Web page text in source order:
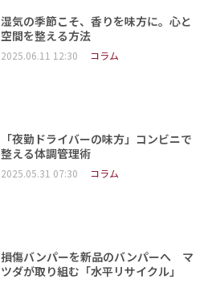
湿気の季節こそ、香りを味方に。心と
空間を整える方法
2025.06.11 12:30 コラム
「夜勤ドライバーの味方」コンビニで
整える体調管理術
2025.05.31 07:30 コラム
損傷バンパーを新品のバンパーへ マ
ツダが取り組む「水平リサイクル」